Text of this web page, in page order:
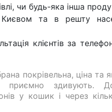
чи будь-яка інша
та в решту
клієнтів за
покрівельна, ціна та
приємно здивують.
у кошик і через